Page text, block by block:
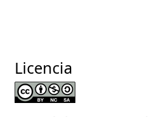
Licencia